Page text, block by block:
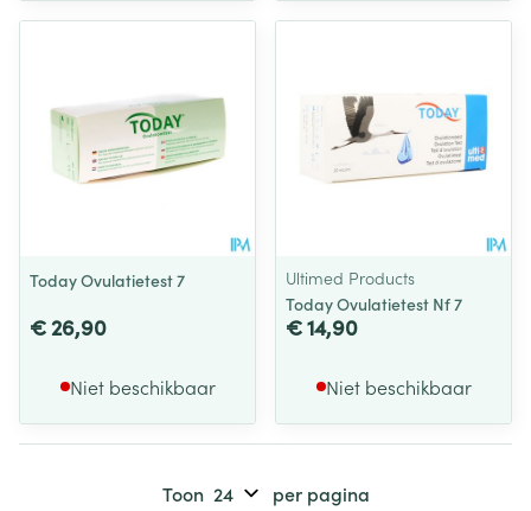
Today Ovulatietest 7
€ 26,90
Niet beschikbaar
Ultimed Products
Today Ovulatietest Nf 7
€ 14,90
Niet beschikbaar
Toon per pagina